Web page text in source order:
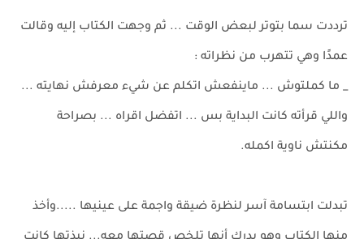
ترددت سما بتوتر لبعض الوقت ... ثم وجهت الكتاب إليه وقالت
عمدًا وهي تتهرب من نظراته :
_ ما كملتوش ... ماينفعش اتكلم عن شيء معرفش نهايته ...
واللي قرأته كانت البداية بس ... اتفضل اقراه ... بصراحة
مكنتش ناوية اكمله.
تبدلت ابتسامة آسر لنظرة ضيقة واجمة على عينيها .....وأخذ